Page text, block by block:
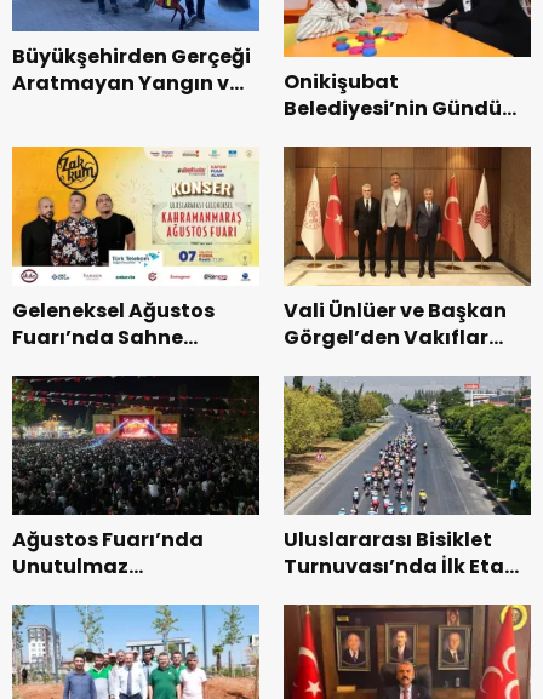
Büyükşehirden Gerçeği
Aratmayan Yangın ve
Onikişubat
Belediyesi’nin Gündüz
dönemin ön kayıtları
başladı.
Geleneksel Ağustos
Fuarı’nda Sahne
Vali Ünlüer ve Başkan
Görgel’den Vakıflar
ziyaret.
Ağustos Fuarı’nda
Unutulmaz
Uluslararası Bisiklet
Turnuvası’nda İlk Etap
Tamamlandı.